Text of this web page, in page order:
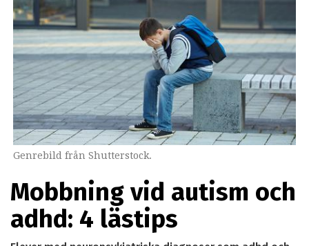
Genrebild från Shutterstock.
Mobbning vid autism och
adhd: 4 lästips